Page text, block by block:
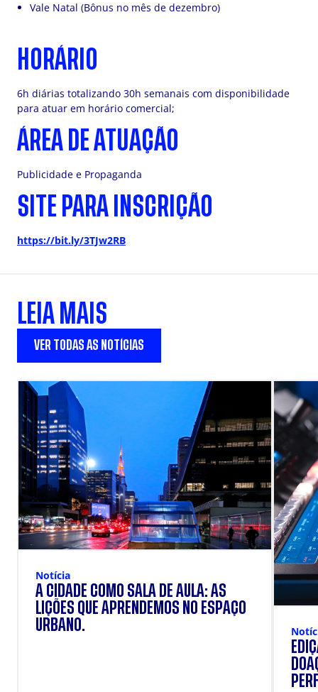
Vale Natal (Bônus no mês de dezembro)
HORÁRIO
6h diárias totalizando 30h semanais com disponibilidade
para atuar em horário comercial;
ÁREA DE ATUAÇÃO
Publicidade e Propaganda
SITE PARA INSCRIÇÃO
https://bit.ly/3TJw2RB
LEIA MAIS
VER TODAS AS NOTÍCIAS
Notícia
A CIDADE COMO SALA DE AULA: AS
LIÇÕES QUE APRENDEMOS NO ESPAÇO
URBANO.